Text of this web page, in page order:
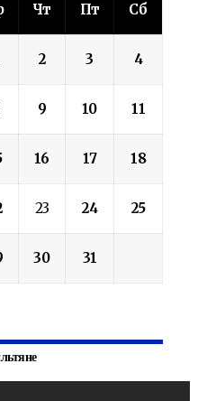
Чт Пт Сб
2 3 4
9 10 11
16 17 18
23 24 25
30 31